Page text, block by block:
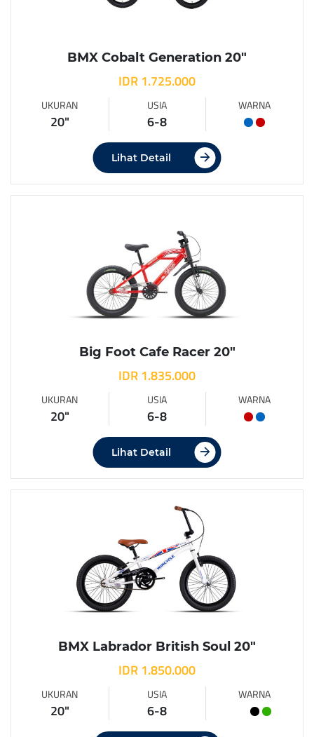
BMX Cobalt Generation 20″
IDR 1.725.000
UKURAN
20"
USIA
6-8
WARNA
Lihat Detail
Big Foot Cafe Racer 20″
IDR 1.835.000
UKURAN
20"
USIA
6-8
WARNA
Lihat Detail
BMX Labrador British Soul 20″
IDR 1.850.000
UKURAN
20"
USIA
6-8
WARNA